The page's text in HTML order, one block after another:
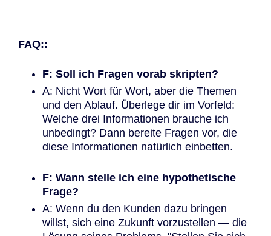
FAQ::
F: Soll ich Fragen vorab skripten?
A: Nicht Wort für Wort, aber die Themen
und den Ablauf. Überlege dir im Vorfeld:
Welche drei Informationen brauche ich
unbedingt? Dann bereite Fragen vor, die
diese Informationen natürlich einbetten.
F: Wann stelle ich eine hypothetische
Frage?
A: Wenn du den Kunden dazu bringen
willst, sich eine Zukunft vorzustellen — die